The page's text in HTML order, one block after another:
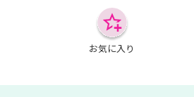
お気に入り